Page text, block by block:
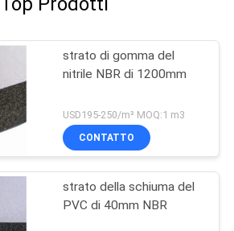
strato di gomma del
nitrile NBR di 1200mm
USD195-250/m³ MOQ:1 m3
CONTATTO
strato della schiuma del
PVC di 40mm NBR